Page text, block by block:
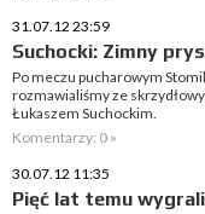
31.07.12 23:59
Suchocki: Zimny
Po meczu pucharowym
rozmawialiśmy ze
Łukaszem Suchockim.
Komentarzy: 0 »
30.07.12 11:35
Pięć lat temu